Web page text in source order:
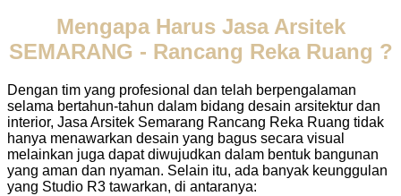
Mengapa Harus Jasa Arsitek
SEMARANG - Rancang Reka Ruang ?
Dengan tim yang profesional dan telah berpengalaman
selama bertahun-tahun dalam bidang desain arsitektur dan
interior, Jasa Arsitek Semarang Rancang Reka Ruang tidak
hanya menawarkan desain yang bagus secara visual
melainkan juga dapat diwujudkan dalam bentuk bangunan
yang aman dan nyaman. Selain itu, ada banyak keunggulan
yang Studio R3 tawarkan, di antaranya: